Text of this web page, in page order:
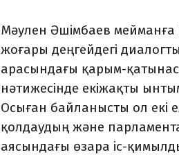
Мәулен Әшімбаев мейманға
жоға­ры деңгейдегі
арасындағы қарым-
нәтижесінде екіжақты
Осыған байланысты ол
қолдаудың және
аясындағы өзара іс-